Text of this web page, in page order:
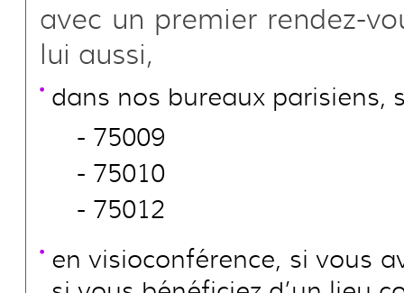
avec un premier rendez-
lui aussi,
dans nos bureaux parisiens,
75009
75010
75012
en visioconférence, si vous